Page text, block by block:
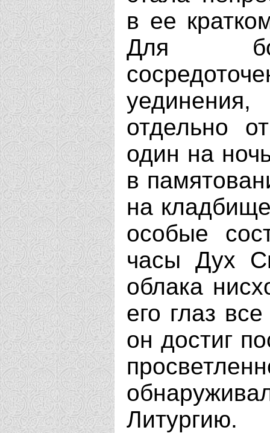
в ее
Для
отдельно
один на
в
на
особые
часы Дух
облака
его глаз
он достиг
Литургию.